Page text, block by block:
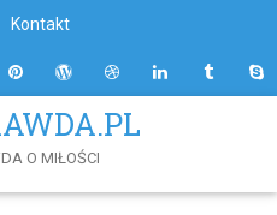
Kontakt
O MIŁOŚCI